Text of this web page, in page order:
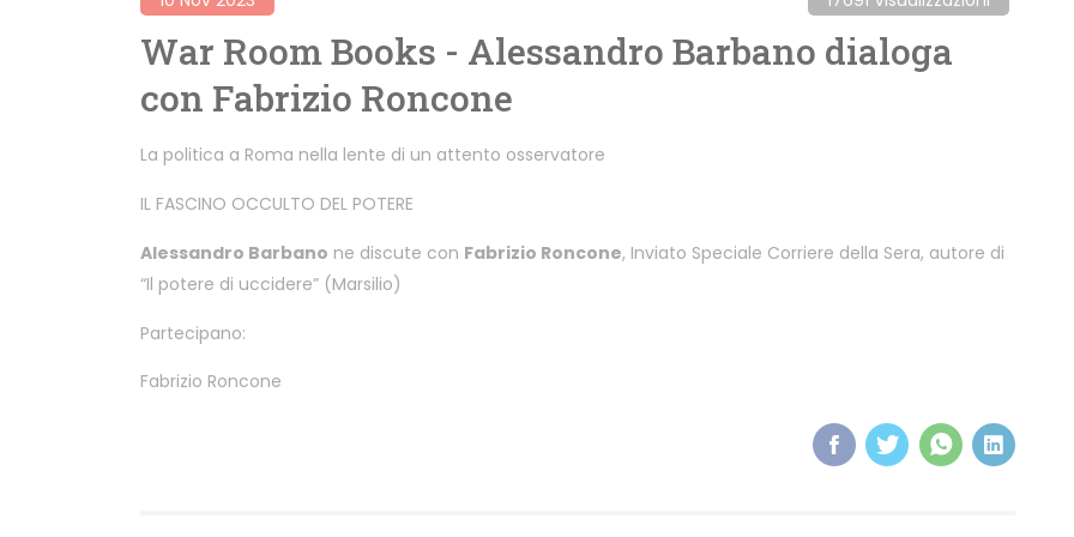
War Room Books - Alessandro Barbano dialoga
con Fabrizio Roncone
La politica a Roma nella lente di un attento osservatore
IL FASCINO OCCULTO DEL POTERE
Alessandro Barbano ne discute con Fabrizio Roncone, Inviato Speciale Corriere della Sera, autore di
“Il potere di uccidere” (Marsilio)
Partecipano:
Fabrizio Roncone